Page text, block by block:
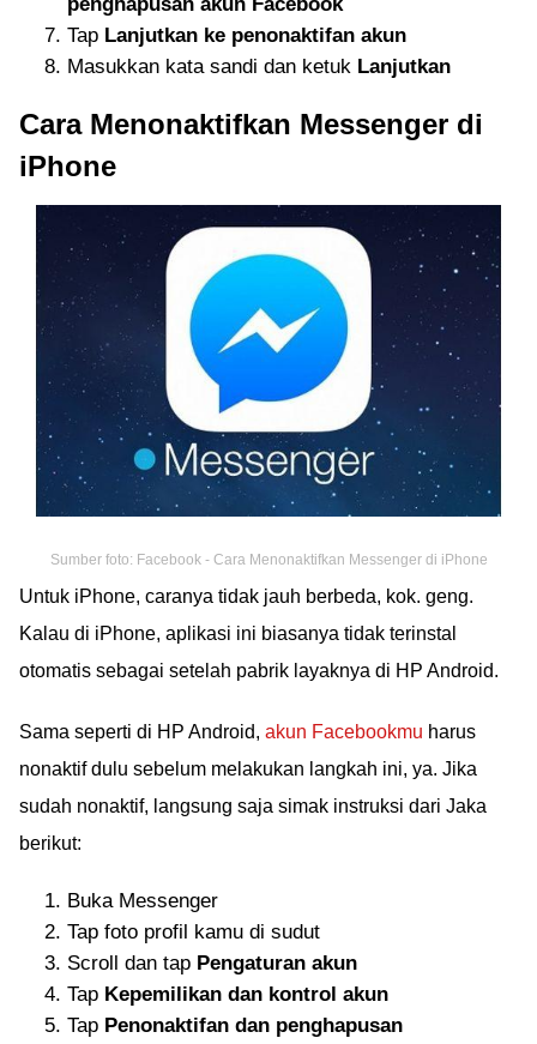
Tap Lanjutkan ke penonaktifan akun
Masukkan kata sandi dan ketuk Lanjutkan
Cara Menonaktifkan Messenger di
iPhone
Sumber foto: Facebook - Cara Menonaktifkan Messenger di iPhone
Untuk iPhone, caranya tidak jauh berbeda, kok. geng.
Kalau di iPhone, aplikasi ini biasanya tidak terinstal
otomatis sebagai setelah pabrik layaknya di HP Android.
Sama seperti di HP Android, akun Facebookmu harus
nonaktif dulu sebelum melakukan langkah ini, ya. Jika
sudah nonaktif, langsung saja simak instruksi dari Jaka
berikut:
Buka Messenger
Tap foto profil kamu di sudut
Scroll dan tap Pengaturan akun
Tap Kepemilikan dan kontrol akun
Tap Penonaktifan dan penghapusan